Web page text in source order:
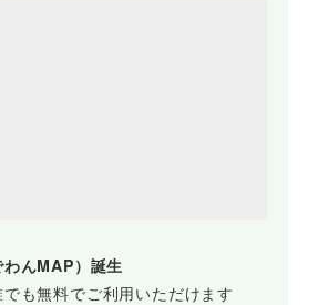
んMAP）誕生
も無料でご利用いただけます